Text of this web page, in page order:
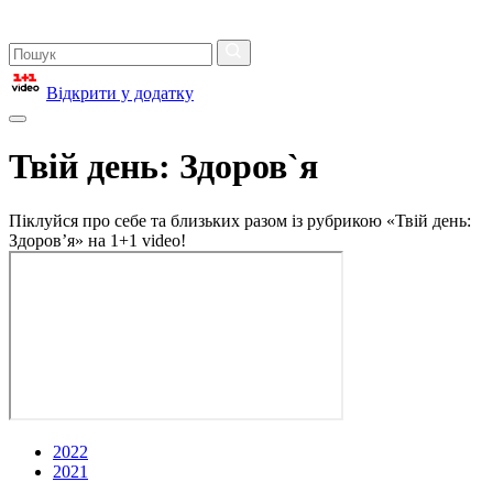
Відкрити у додатку
Твій день: Здоров`я
Піклуйся про себе та близьких разом із рубрикою «Твій день:
Здоров’я» на 1+1 video!
2022
2021